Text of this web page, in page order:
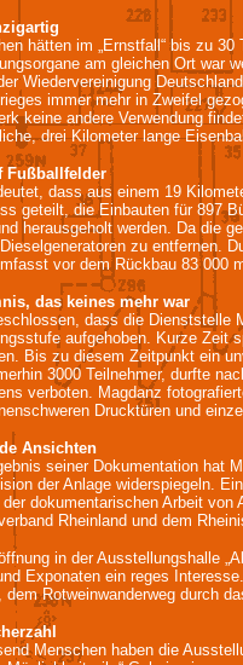
hätten im „Ernstfall“ bis zu
am gleichen Ort war
Wiedervereinigung
immer mehr in Zweifel
keine andere Verwendung
drei Kilometer lange
Fußballfelder
dass aus einem 19
geteilt, die Einbauten für 897
herausgeholt werden. Da die
zu entfernen.
vor dem Rückbau 83 000
das keines mehr war
dass die Dienststelle
aufgehoben. Kurze Zeit
Bis zu diesem Zeitpunkt ein
3000 Teilnehmer, durfte
verboten. Magdanz
Drucktüren und
Ansichten
seiner Dokumentation hat
der Anlage widerspiegeln.
dokumentarischen Arbeit von
Rheinland und dem
in der Ausstellungshalle
Exponaten ein reges
dem Rotweinwanderweg durch
Menschen haben die